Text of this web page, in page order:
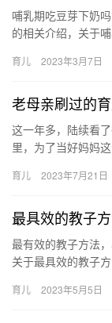
哺乳期吃豆芽下奶
的相关介绍，关于
乳…
育儿 2023年3月7日
老母亲刷过的育
这一年多，陆续看
里，为了当好妈妈
育儿 2023年7月21日
最具效的教子
最有效的教子方法
关于最具效的教子
育儿 2023年5月5日